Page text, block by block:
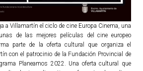
a Villamartín el ciclo de cine Europa Cinema, una
de las mejores películas del cine europeo
parte de la oferta cultural que organiza el
con el patrocinio de la Fundación Provincial de
Planeamos 2022. Una oferta cultural que